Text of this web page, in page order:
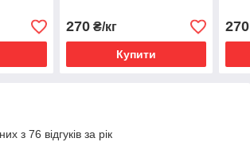
270₴/кг
Купити
270
з 76 відгуків за рік